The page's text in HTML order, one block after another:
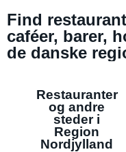
Find
caféer, barer,
de danske
Restauranter
og andre
steder i
Region
Nordjylland